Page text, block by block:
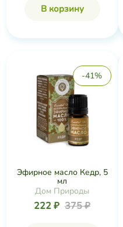
В корзину
-41%
Эфирное масло Кедр, 5
мл
Дом Природы
222 ₽ 375 ₽